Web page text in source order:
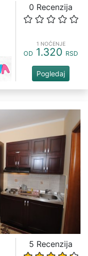
0 Recenzija
1 NOĆENJE
OD 1.320 RSD
Pogledaj
5 Recenzija